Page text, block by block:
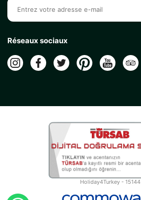
Réseaux sociaux
Holiday4Turkey - 15144